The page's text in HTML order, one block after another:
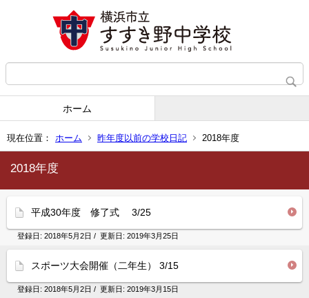
ホーム
現在位置： ホーム 昨年度以前の学校日記 2018年度
2018年度
平成30年度 修了式 3/25
登録日: 2018年5月2日 / 更新日: 2019年3月25日
スポーツ大会開催（二年生） 3/15
登録日: 2018年5月2日 / 更新日: 2019年3月15日